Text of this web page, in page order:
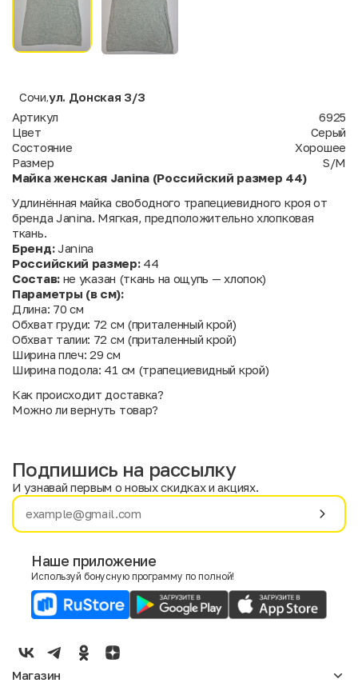
Сочи,ул. Донская 3/3
Артикул
6925
Цвет
Серый
Состояние
Хорошее
Размер
S/M
Майка женская Janina (Российский размер 44)
Удлинённая майка свободного трапециевидного кроя от
бренда Janina. Мягкая, предположительно хлопковая
ткань.
Бренд:Janina
Российский размер:44
Состав:не указан (ткань на ощупь — хлопок)
Параметры (в см):
Длина: 70 см
Обхват груди: 72 см (приталенный крой)
Обхват талии: 72 см (приталенный крой)
Ширина плеч: 29 см
Ширина подола: 41 см (трапециевидный крой)
Как происходит доставка?
Можно ли вернуть товар?
Имя
E-mail
Мужской
Женский
Подпишись на рассылку
И узнавай первым о новых скидках и акциях.
Наше приложение
Используй бонусную программу по полной!
Магазин